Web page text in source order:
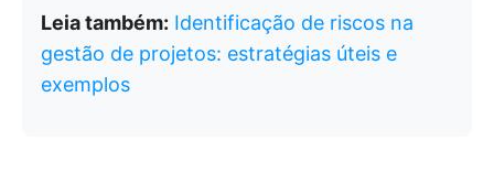
Leia também: Identificação de riscos na
gestão de projetos: estratégias úteis e
exemplos